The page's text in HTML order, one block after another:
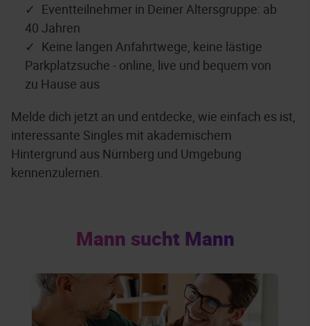
Eventteilnehmer in Deiner Altersgruppe: ab
40 Jahren
Keine langen Anfahrtwege, keine lästige
Parkplatzsuche - online, live und bequem von
zu Hause aus
Melde dich jetzt an und entdecke, wie einfach es ist,
interessante Singles mit akademischem
Hintergrund aus Nürnberg und Umgebung
kennenzulernen.
Mann sucht Mann